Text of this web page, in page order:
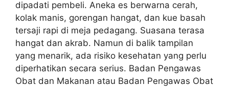
dipadati pembeli. Aneka es berwarna cerah,
kolak manis, gorengan hangat, dan kue basah
tersaji rapi di meja pedagang. Suasana terasa
hangat dan akrab. Namun di balik tampilan
yang menarik, ada risiko kesehatan yang perlu
diperhatikan secara serius. Badan Pengawas
Obat dan Makanan atau Badan Pengawas Obat